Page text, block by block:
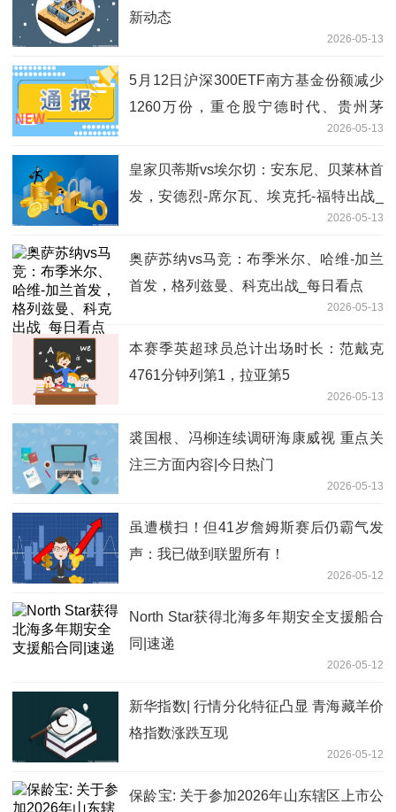
新动态
2026-05-13
5月12日沪深300ETF南方基金份额减少
1260万份，重仓股宁德时代、贵州茅
2026-05-13
皇家贝蒂斯vs埃尔切：安东尼、贝莱林首
发，安德烈-席尔瓦、埃克托-福特出战_
2026-05-13
奥萨苏纳vs马竞：布季米尔、哈维-加兰
首发，格列兹曼、科克出战_每日看点
2026-05-13
本赛季英超球员总计出场时长：范戴克
4761分钟列第1，拉亚第5
2026-05-13
裘国根、冯柳连续调研海康威视 重点关
注三方面内容|今日热门
2026-05-13
虽遭横扫！但41岁詹姆斯赛后仍霸气发
声：我已做到联盟所有！
2026-05-12
North Star获得北海多年期安全支援船合
同|速递
2026-05-12
新华指数| 行情分化特征凸显 青海藏羊价
格指数涨跌互现
2026-05-12
保龄宝: 关于参加2026年山东辖区上市公